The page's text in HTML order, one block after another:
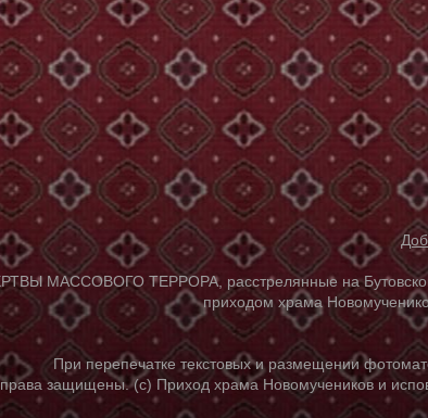
МАССОВОГО ТЕРРОРА, расстрелянные на Бутовском
приходом храма
При перепечатке текстовых и размещении
защищены. (с) Приход храма Новомучеников и